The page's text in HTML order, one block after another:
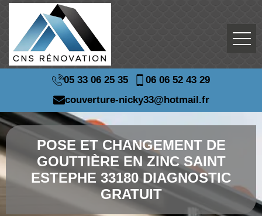
05 33 06 25 35
06 06 52 43 29
couverture-nicky33@hotmail.fr
POSE ET CHANGEMENT DE
GOUTTIÈRE EN ZINC SAINT
ESTEPHE 33180 DIAGNOSTIC
GRATUIT